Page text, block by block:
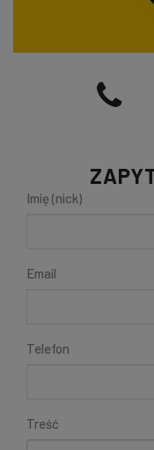
Imię (nick)
Email
Telefon
Treść